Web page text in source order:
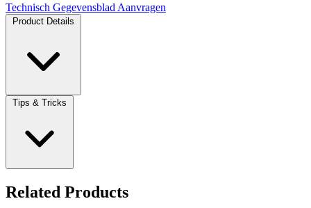
Technisch Gegevensblad Aanvragen
Product Details
Tips & Tricks
Related Products